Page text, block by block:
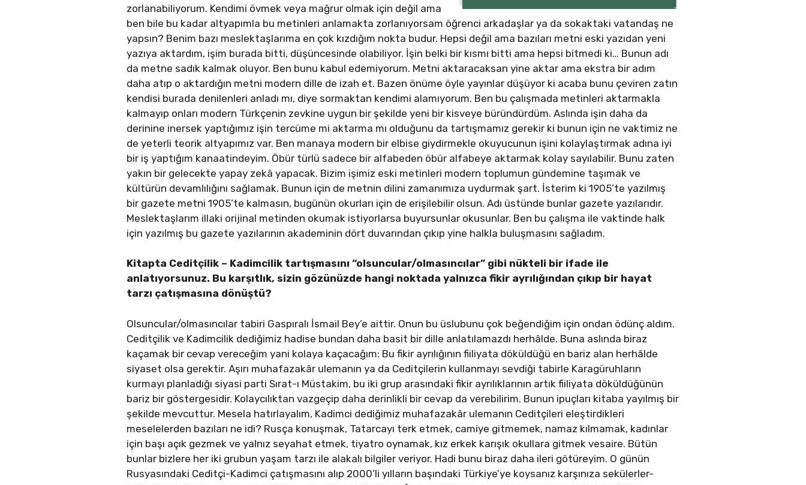
zorlanabiliyorum. Kendimi övmek veya mağrur olmak için değil ama
ben bile bu kadar altyapımla bu metinleri anlamakta zorlanıyorsam öğrenci arkadaşlar ya da sokaktaki vatandaş ne
yapsın? Benim bazı meslektaşlarıma en çok kızdığım nokta budur. Hepsi değil ama bazıları metni eski yazıdan yeni
yazıya aktardım, işim burada bitti, düşüncesinde olabiliyor. İşin belki bir kısmı bitti ama hepsi bitmedi ki… Bunun adı
da metne sadık kalmak oluyor. Ben bunu kabul edemiyorum. Metni aktaracaksan yine aktar ama ekstra bir adım
daha atıp o aktardığın metni modern dille de izah et. Bazen önüme öyle yayınlar düşüyor ki acaba bunu çeviren zatın
kendisi burada denilenleri anladı mı, diye sormaktan kendimi alamıyorum. Ben bu çalışmada metinleri aktarmakla
kalmayıp onları modern Türkçenin zevkine uygun bir şekilde yeni bir kisveye büründürdüm. Aslında işin daha da
derinine inersek yaptığımız işin tercüme mi aktarma mı olduğunu da tartışmamız gerekir ki bunun için ne vaktimiz ne
de yeterli teorik altyapımız var. Ben manaya modern bir elbise giydirmekle okuyucunun işini kolaylaştırmak adına iyi
bir iş yaptığım kanaatindeyim. Öbür türlü sadece bir alfabeden öbür alfabeye aktarmak kolay sayılabilir. Bunu zaten
yakın bir gelecekte yapay zekâ yapacak. Bizim işimiz eski metinleri modern toplumun gündemine taşımak ve
kültürün devamlılığını sağlamak. Bunun için de metnin dilini zamanımıza uydurmak şart. İsterim ki 1905’te yazılmış
bir gazete metni 1905’te kalmasın, bugünün okurları için de erişilebilir olsun. Adı üstünde bunlar gazete yazılarıdır.
Meslektaşlarım illaki orijinal metinden okumak istiyorlarsa buyursunlar okusunlar. Ben bu çalışma ile vaktinde halk
için yazılmış bu gazete yazılarının akademinin dört duvarından çıkıp yine halkla buluşmasını sağladım.
Kitapta Ceditçilik – Kadimcilik tartışmasını “olsuncular/olmasıncılar” gibi nükteli bir ifade ile
anlatıyorsunuz. Bu karşıtlık, sizin gözünüzde hangi noktada yalnızca fikir ayrılığından çıkıp bir hayat
tarzı çatışmasına dönüştü?
Olsuncular/olmasıncılar tabiri Gaspıralı İsmail Bey’e aittir. Onun bu üslubunu çok beğendiğim için ondan ödünç aldım.
Ceditçilik ve Kadimcilik dediğimiz hadise bundan daha basit bir dille anlatılamazdı herhâlde. Buna aslında biraz
kaçamak bir cevap vereceğim yani kolaya kaçacağım: Bu fikir ayrılığının fiiliyata döküldüğü en bariz alan herhâlde
siyaset olsa gerektir. Aşırı muhafazakâr ulemanın ya da Ceditçilerin kullanmayı sevdiği tabirle Karagüruhların
kurmayı planladığı siyasi parti Sırat-ı Müstakim, bu iki grup arasındaki fikir ayrılıklarının artık fiiliyata döküldüğünün
bariz bir göstergesidir. Kolaycılıktan vazgeçip daha derinlikli bir cevap da verebilirim. Bunun ipuçları kitaba yayılmış bir
şekilde mevcuttur. Mesela hatırlayalım, Kadimci dediğimiz muhafazakâr ulemanın Ceditçileri eleştirdikleri
meselelerden bazıları ne idi? Rusça konuşmak, Tatarcayı terk etmek, camiye gitmemek, namaz kılmamak, kadınlar
için başı açık gezmek ve yalnız seyahat etmek, tiyatro oynamak, kız erkek karışık okullara gitmek vesaire. Bütün
bunlar bizlere her iki grubun yaşam tarzı ile alakalı bilgiler veriyor. Hadi bunu biraz daha ileri götüreyim. O günün
Rusyasındaki Ceditçi-Kadimci çatışmasını alıp 2000’li yılların başındaki Türkiye’ye koysanız karşınıza sekülerler-